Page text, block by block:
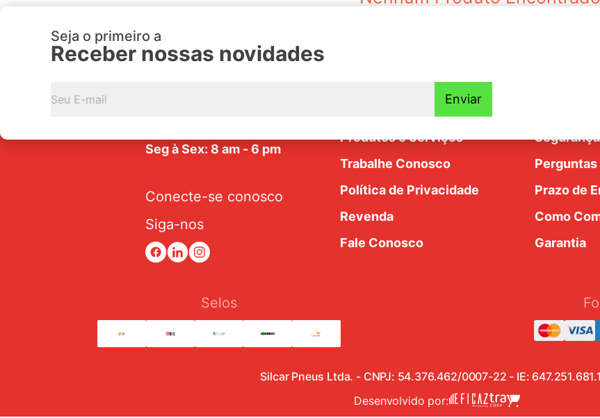
Seja o primeiro a
Receber nossas novidades
Enviar
Seg à Sex: 8 am - 6 pm
Conecte-se conosco
Siga-nos
Produtos e Serviços
Trabalhe Conosco
Política de Privacidade
Revenda
Fale Conosco
Segurança
Prazo de
Como
Garantia
Selos
Silcar Pneus Ltda. - CNPJ: 54.376.462/0007-22 - IE:
Desenvolvido por: